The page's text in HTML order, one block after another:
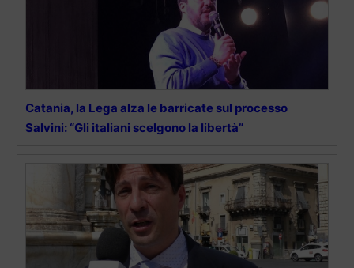
Catania, la Lega alza le barricate sul processo
Salvini: “Gli italiani scelgono la libertà”